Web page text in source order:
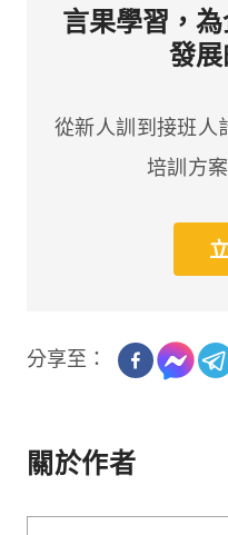
言果學習，
發
從新人訓到接班人
培訓方
分享至：
關於作者